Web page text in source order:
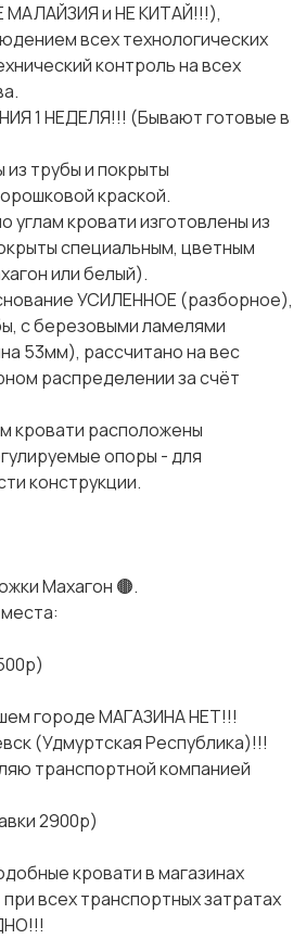
и НЕ КИТАЙ!!!),
всех технологических
контроль на всех
1 НЕДЕЛЯ!!! (Бывают готовые в
из трубы и покрыты
краской.
кровати изготовлены из
специальным, цветным
или белый).
УСИЛЕННОЕ (разборное),
с березовыми ламелями
53мм), рассчитано на вес
распределении за счёт
кровати расположены
опоры - для
конструкции.
Махагон 🟤.
городе МАГАЗИНА НЕТ!!!
(Удмуртская Республика)!!!
транспортной компанией
2900р)
кровати в магазинах
всех транспортных затратах